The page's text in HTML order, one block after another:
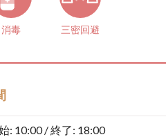
消毒 三密回避
: 10:00 / 終了: 18:00